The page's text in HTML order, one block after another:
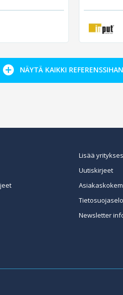
NÄYTÄ KAIKKI
Lisää
Uutiskirjeet
Newsletter